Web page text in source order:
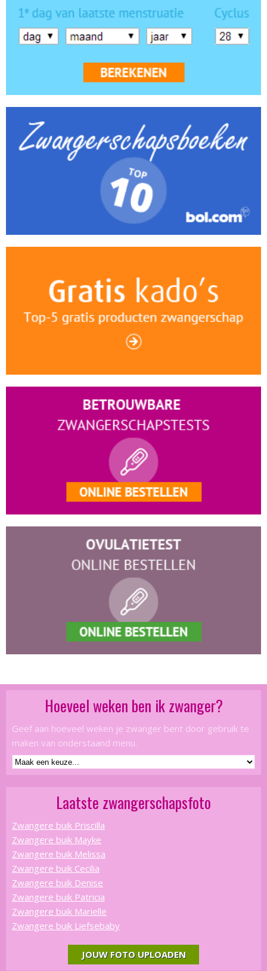
Hoeveel weken ben ik zwanger?
Geef aan hoeveel weken je zwanger bent door gebruik te
maken van onderstaand menu.
Laatste zwangerschapsfoto
Zwangere buik Priscilla
Zwangere buik Mayke
Zwangere buik Melissa
Zwangere buik Cecilia
Zwangere buik Denise
Zwangere buik Patricia
Zwangere buik Marielle
Zwangere buik Liefsebaby
JOUW FOTO UPLOADEN